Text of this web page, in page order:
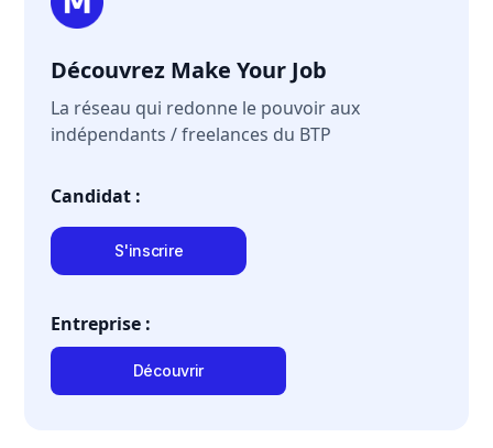
Découvrez Make Your Job
La réseau qui redonne le pouvoir aux
indépendants / freelances du BTP
Candidat :
S'inscrire
Entreprise :
Découvrir